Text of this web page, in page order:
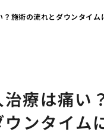
？施術の流れとダウンタイム
治療は痛い
ンタイム